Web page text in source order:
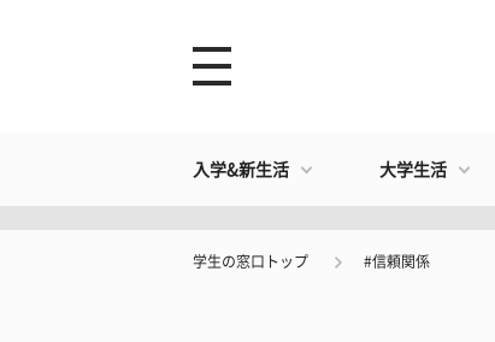
入学&新生活 大学生活
学生の窓口トップ #信頼関係